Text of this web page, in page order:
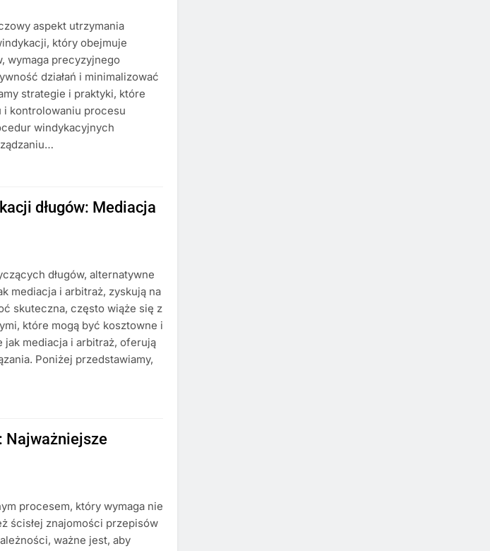
aspekt utrzymania
który obejmuje
wymaga precyzyjnego
działań i minimalizować
strategie i praktyki, które
i kontrolowaniu procesu
windykacyjnych
długów: Mediacja
długów, alternatywne
mediacja i arbitraż, zyskują na
skuteczna, często wiąże się z
które mogą być kosztowne i
jak mediacja i arbitraż, oferują
Poniżej przedstawiamy,
Najważniejsze
procesem, który wymaga nie
ścisłej znajomości przepisów
ważne jest, aby